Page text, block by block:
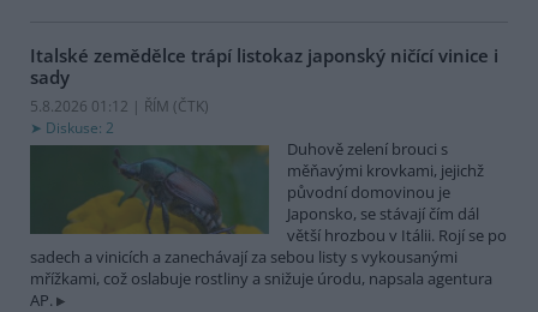
Italské zemědělce trápí listokaz japonský ničící vinice i
sady
5.8.2026 01:12 | ŘÍM (ČTK)
Diskuse: 2
Duhově zelení brouci s
měňavými krovkami, jejichž
původní domovinou je
Japonsko, se stávají čím dál
větší hrozbou v Itálii. Rojí se po
sadech a vinicích a zanechávají za sebou listy s vykousanými
mřížkami, což oslabuje rostliny a snižuje úrodu, napsala agentura
AP.